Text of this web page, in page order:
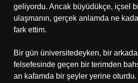
geliyordu. Ancak büyüdükçe, içsel
ulaşmanın, gerçek anlamda ne
fark ettim.
Bir gün üniversitedeyken, bir
felsefesinde geçen bir terimden
an kafamda bir şeyler yerine